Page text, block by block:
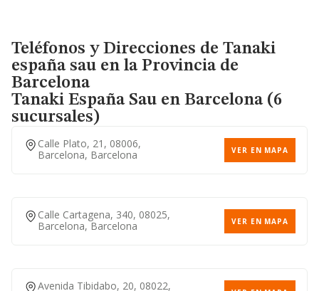
Teléfonos y Direcciones de Tanaki
españa sau en la Provincia de
Barcelona
Tanaki España Sau en Barcelona (6
sucursales)
Calle Plato, 21, 08006,
Barcelona, Barcelona
VER EN MAPA
Calle Cartagena, 340, 08025,
Barcelona, Barcelona
VER EN MAPA
Avenida Tibidabo, 20, 08022,